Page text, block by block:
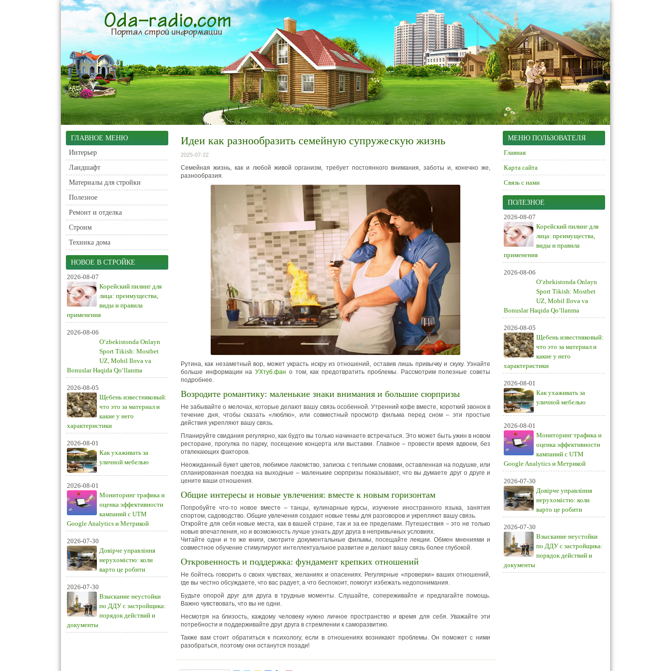
ГЛАВНОЕ МЕНЮ
Интерьер
Ландшафт
Материалы для стройки
Полезное
Ремонт и отделка
Строим
Техника дома
НОВОЕ В СТРОЙКЕ
2026-08-07
Корейский пилинг для
лица: преимущества,
виды и правила
применения
2026-08-06
O‘zbekistonda Onlayn
Sport Tikish: Mostbet
UZ, Mobil Ilova va
Bonuslar Haqida Qo‘llanma
2026-08-05
Щебень известняковый:
что это за материал и
какие у него
характеристики
2026-08-01
Как ухаживать за
уличной мебелью
2026-08-01
Мониторинг трафика и
оценка эффективности
кампаний с UTM
Google Analytics и Метрикой
2026-07-30
Довірче управління
нерухомістю: коли
варто це робити
2026-07-30
Взыскание неустойки
по ДДУ с застройщика:
порядок действий и
документы
Идеи как разнообразить семейную супружескую жизнь
2025-07-22
Семейная жизнь, как и любой живой организм, требует постоянного внимания, заботы и, конечно же,
разнообразия.
Рутина, как незаметный вор, может украсть искру из отношений, оставив лишь привычку и скуку. Узнайте
больше информации наУХтуб.фан о том, как предотвратить проблемы. Рассмотрим полезные советы
подробнее.
Возродите романтику: маленькие знаки внимания и большие сюрпризы
Не забывайте о мелочах, которые делают вашу связь особенной. Утренний кофе вместе, короткий звонок в
течение дня, чтобы сказать «люблю», или совместный просмотр фильма перед сном – эти простые
действия укрепляют вашу связь.
Планируйте свидания регулярно, как будто вы только начинаете встречаться. Это может быть ужин в новом
ресторане, прогулка по парку, посещение концерта или выставки. Главное – провести время вдвоем, без
отвлекающих факторов.
Неожиданный букет цветов, любимое лакомство, записка с теплыми словами, оставленная на подушке, или
спланированная поездка на выходные – маленькие сюрпризы показывают, что вы думаете друг о друге и
цените ваши отношения.
Общие интересы и новые увлечения: вместе к новым горизонтам
Попробуйте что-то новое вместе – танцы, кулинарные курсы, изучение иностранного языка, занятия
спортом, садоводство. Общие увлечения создают новые темы для разговоров и укрепляют вашу связь.
Откройте для себя новые места, как в вашей стране, так и за ее пределами. Путешествия – это не только
новые впечатления, но и возможность лучше узнать друг друга в непривычных условиях.
Читайте одни и те же книги, смотрите документальные фильмы, посещайте лекции. Обмен мнениями и
совместное обучение стимулируют интеллектуальное развитие и делают вашу связь более глубокой.
Откровенность и поддержка: фундамент крепких отношений
Не бойтесь говорить о своих чувствах, желаниях и опасениях. Регулярные «проверки» ваших отношений,
где вы честно обсуждаете, что вас радует, а что беспокоит, помогут избежать недопонимания.
Будьте опорой друг для друга в трудные моменты. Слушайте, сопереживайте и предлагайте помощь.
Важно чувствовать, что вы не одни.
Несмотря на близость, каждому человеку нужно личное пространство и время для себя. Уважайте эти
потребности и поддерживайте друг друга в стремлении к саморазвитию.
Также вам стоит обратиться к психологу, если в отношениях возникают проблемы. Он поможет с ними
разобраться, поэтому они останутся позади!
МЕНЮ ПОЛЬЗОВАТЕЛЯ
Главная
Карта сайта
Связь с нами
ПОЛЕЗНОЕ
2026-08-07
Корейский пилинг для
лица: преимущества,
виды и правила
применения
2026-08-06
O‘zbekistonda Onlayn
Sport Tikish: Mostbet
UZ, Mobil Ilova va
Bonuslar Haqida Qo‘llanma
2026-08-05
Щебень известняковый:
что это за материал и
какие у него
характеристики
2026-08-01
Как ухаживать за
уличной мебелью
2026-08-01
Мониторинг трафика и
оценка эффективности
кампаний с UTM
Google Analytics и Метрикой
2026-07-30
Довірче управління
нерухомістю: коли
варто це робити
2026-07-30
Взыскание неустойки
по ДДУ с застройщика:
порядок действий и
документы